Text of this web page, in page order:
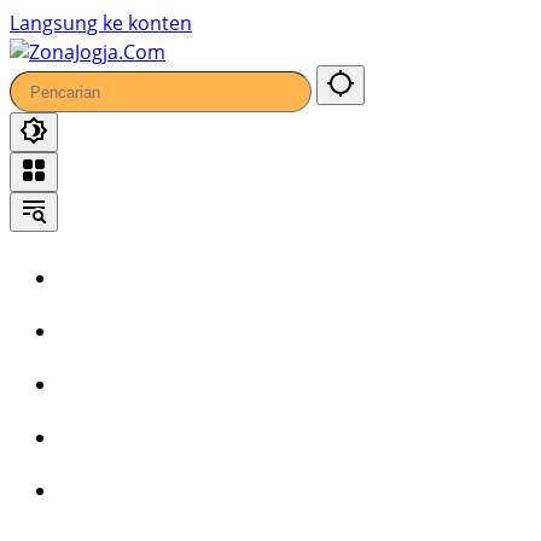
Langsung ke konten